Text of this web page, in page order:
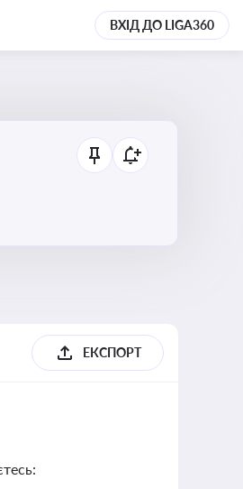
ВХІД ДО LIGA360
ЕКСПОРТ